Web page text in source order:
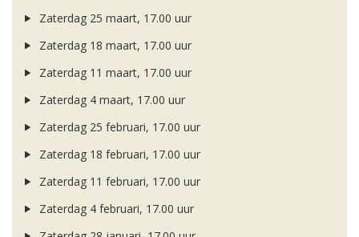
Zaterdag 25 maart, 17.00 uur
Zaterdag 18 maart, 17.00 uur
Zaterdag 11 maart, 17.00 uur
Zaterdag 4 maart, 17.00 uur
Zaterdag 25 februari, 17.00 uur
Zaterdag 18 februari, 17.00 uur
Zaterdag 11 februari, 17.00 uur
Zaterdag 4 februari, 17.00 uur